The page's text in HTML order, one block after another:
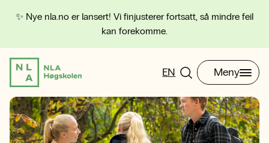
✨ Nye nla.no er lansert! Vi finjusterer fortsatt, så mindre feil
kan forekomme.
EN Meny